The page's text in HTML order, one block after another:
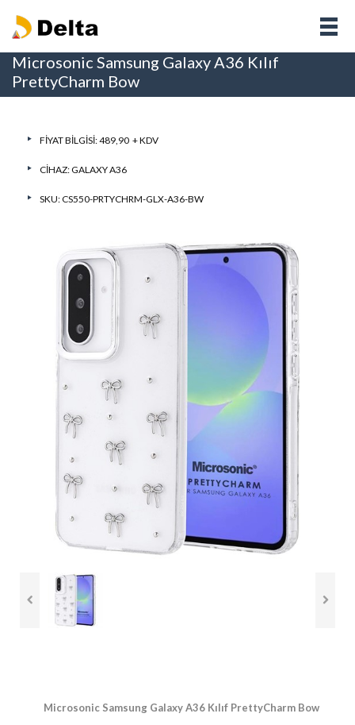
Microsonic Samsung Galaxy A36 Kılıf
PrettyCharm Bow
FIYAT BILGISI: 489,90 + KDV
CIHAZ:GALAXY A36
SKU: CS550-PRTYCHRM-GLX-A36-BW
Microsonic Samsung Galaxy A36 Kılıf PrettyCharm Bow